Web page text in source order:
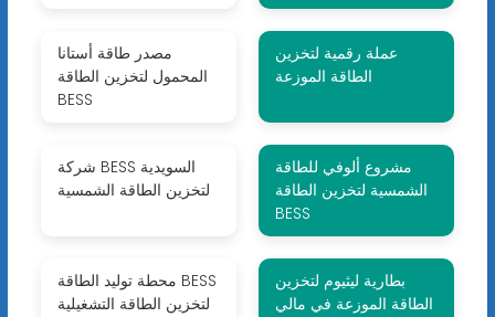
مصدر طاقة أستانا
المحمول لتخزين الطاقة
BESS
عملة رقمية لتخزين
الطاقة الموزعة
شركة BESS السويدية
لتخزين الطاقة الشمسية
مشروع ألوفي للطاقة
الشمسية لتخزين الطاقة
BESS
محطة توليد الطاقة BESS
لتخزين الطاقة التشغيلية
بطارية ليثيوم لتخزين
الطاقة الموزعة في مالي